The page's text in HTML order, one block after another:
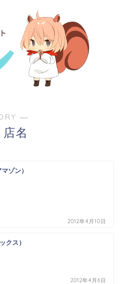
―
名
ゾン）
2012年4月10日
クス）
2012年4月6日